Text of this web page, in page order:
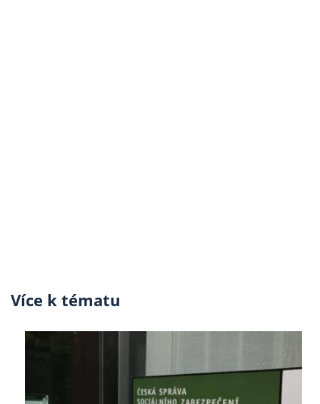
Více k tématu